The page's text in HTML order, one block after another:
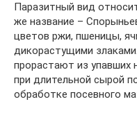
Паразитный вид
же название –
цветов ржи, пшеницы,
дикорастущими
прорастают из упавших
при длительной сырой
обработке посевного